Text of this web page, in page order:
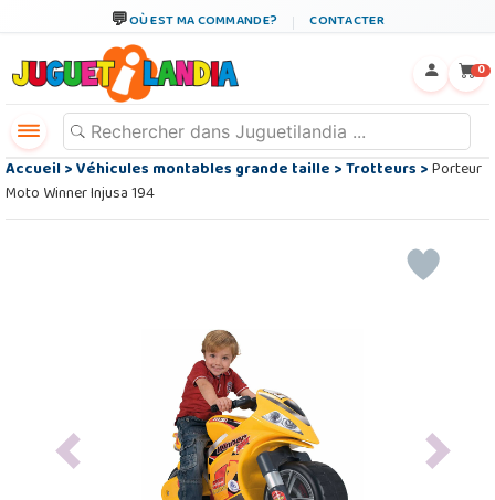
OÙ EST MA COMMANDE? CONTACTER
0
Accueil>Véhicules montables grande taille>Trotteurs>Porteur
Moto Winner Injusa 194
Previous Next